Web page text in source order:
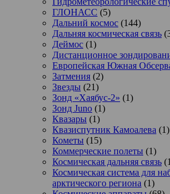
ГЛОНАСС (5)
Дальний космос (144)
Дальняя космическая связь
Деймос (1)
Дистанционное
Европейская Южная
Затмения (2)
Звезды (21)
Зонд «Хаябус-2» (1)
Зонд Juno (1)
Квазары (1)
Квазиспутник Камоалева (1)
Кометы (15)
Коммерческие полеты (1)
Космическая дальняя связь
Космическая система для
арктического региона (1)